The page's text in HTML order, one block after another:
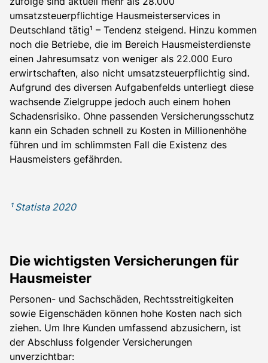
umsatzsteuerpflichtige Hausmeisterservices in
Deutschland tätig¹ – Tendenz steigend. Hinzu kommen
noch die Betriebe, die im Bereich Hausmeisterdienste
einen Jahresumsatz von weniger als 22.000 Euro
erwirtschaften, also nicht umsatzsteuerpflichtig sind.
Aufgrund des diversen Aufgabenfelds unterliegt diese
wachsende Zielgruppe jedoch auch einem hohen
Schadensrisiko. Ohne passenden Versicherungsschutz
kann ein Schaden schnell zu Kosten in Millionenhöhe
führen und im schlimmsten Fall die Existenz des
Hausmeisters gefährden.
¹ Statista 2020
Die wichtigsten Versicherungen für
Hausmeister
Personen- und Sachschäden, Rechtsstreitigkeiten
sowie Eigenschäden können hohe Kosten nach sich
ziehen. Um Ihre Kunden umfassend abzusichern, ist
der Abschluss folgender Versicherungen
unverzichtbar: